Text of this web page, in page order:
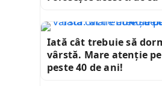
Iată cât trebuie să
vârstă. Mare atenție
peste 40 de ani!